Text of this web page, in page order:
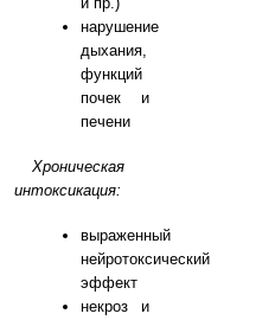
нарушение
дыхания,
функций
почек и
печени
Хроническая
интоксикация:
выраженный
нейротоксический
эффект
некроз и